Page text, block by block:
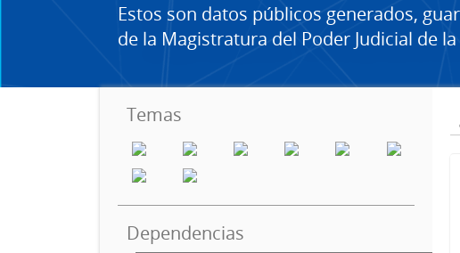
Estos son datos públicos generados,
de la Magistratura del Poder Judicial de
Temas
Dependencias